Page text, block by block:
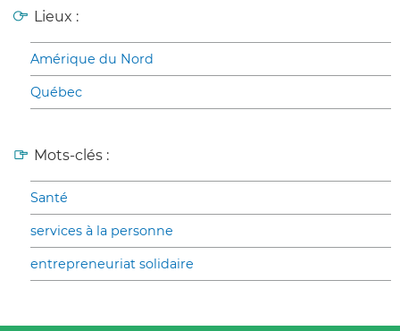
Lieux :
Amérique du Nord
Québec
Mots-clés :
Santé
services à la personne
entrepreneuriat solidaire